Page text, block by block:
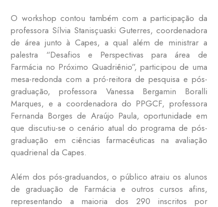
O workshop contou também com a participação da
professora Sílvia Stanisçuaski Guterres, coordenadora
de área junto à Capes, a qual além de ministrar a
palestra “Desafios e Perspectivas para área de
Farmácia no Próximo Quadriênio”, participou de uma
mesa-redonda com a pró-reitora de pesquisa e pós-
graduação, professora Vanessa Bergamin Boralli
Marques, e a coordenadora do PPGCF, professora
Fernanda Borges de Araújo Paula, oportunidade em
que discutiu-se o cenário atual do programa de pós-
graduação em ciências farmacêuticas na avaliação
quadrienal da Capes.
Além dos pós-graduandos, o público atraiu os alunos
de graduação de Farmácia e outros cursos afins,
representando a maioria dos 290 inscritos por